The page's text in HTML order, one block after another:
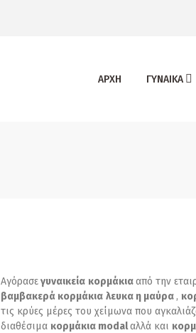
ΑΡΧΗ ΓΥΝΑΙΚΑ
Αγόρασεγυναικεία κορμάκιααπό την
βαμβακερά κορμάκια λευκα η μαύρα ,
τις κρύες μέρες του χείμωνα που
διαθέσιμα κορμάκια modalαλλά και